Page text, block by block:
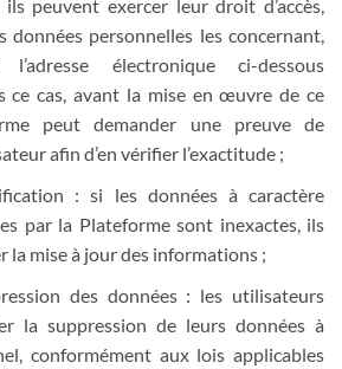
ils peuvent exercer leur droit d’accès,
données personnelles les concernant,
électronique ci-dessous
ce cas, avant la mise en œuvre de ce
peut demander une preuve de
afin d’en vérifier l’exactitude ;
: si les données à caractère
par la Plateforme sont inexactes, ils
la mise à jour des informations ;
des données : les utilisateurs
la suppression de leurs données à
conformément aux lois applicables